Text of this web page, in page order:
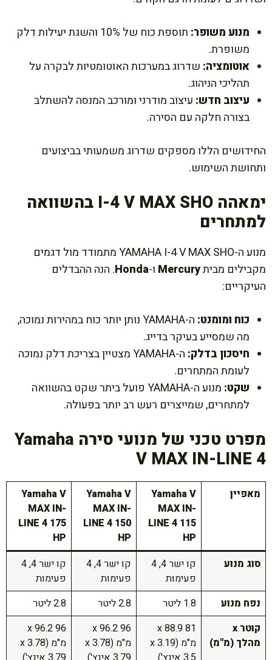
מנוע משופר:
תוספת כוח של 10% והשגת יעילות דלק
משופרת.
אוטומציה: שדרוג במערכות האוטומטיות לבקרה על
תהליכי הניהוג.
עיצוב חדש: עיצוב מודרני ומורכב המנסה להשתלב
בצורה חלקה עם הסירה.
החידושים הללו מספקים שדרוג משמעותי בביצועים
ותחושת השימוש.
ימאהה I-4 V MAX SHO בהשוואה
למתחרים
מנוע ה-YAMAHA I-4 V MAX SHO מתמודד מול דגמים
מקבילים מביתMercury ו-Honda. הנה ההבדלים
העיקריים:
כוח ומומנט:
ה-YAMAHA נותן יותר כוח במהירות נמוכה,
מה שמסייע בעיקר בדייג.
חיסכון בדלק:
ה-YAMAHA מצטיין בצריכת דלק נמוכה
לעומת המתחרים.
שקט:
מנוע ה-YAMAHA פועל ביתר שקט בהשוואה
למתחרים, שמייצרים רעש רב יותר בפעולה.
מפרט טכני של מנועי סירה Yamaha
V MAX IN-LINE 4
מאפיין
Yamaha V
MAX IN-
LINE 4 115
HP
Yamaha V
MAX IN-
LINE 4 150
HP
Yamaha V
MAX IN-
LINE 4 175
HP
סוג מנוע
קו ישר 4, 4
פעימות
קו ישר 4, 4
פעימות
קו ישר 4, 4
פעימות
נפח מנוע
1.8 ליטר 2.8 ליטר
2.8 ליטר
קוטר x
מהלך (מ"מ)
81 x 88.9
מ"מ (3.19 x
96 x 96.2
מ"מ (3.78 x
96 x 96.2
מ"מ (3.78 x